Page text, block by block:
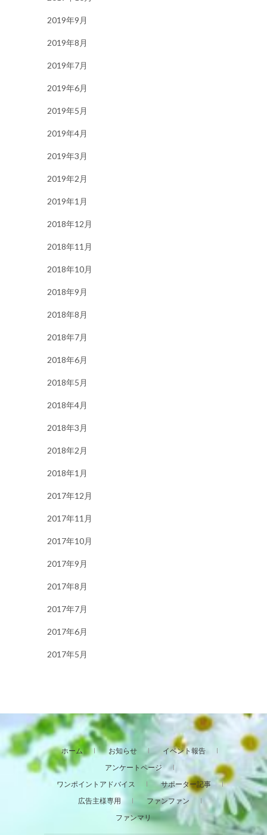
2019年9月
2019年8月
2019年7月
2019年6月
2019年5月
2019年4月
2019年3月
2019年2月
2019年1月
2018年12月
2018年11月
2018年10月
2018年9月
2018年8月
2018年7月
2018年6月
2018年5月
2018年4月
2018年3月
2018年2月
2018年1月
2017年12月
2017年11月
2017年10月
2017年9月
2017年8月
2017年7月
2017年6月
2017年5月
ホーム お知らせ
イベント報告
アンケートページ
ワンポイントアドバイス
サポーター記事
広告主様専用
ファンファン
ファンマリ